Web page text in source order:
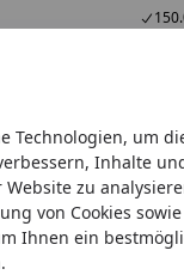
Technologien, um
Inhalte
zu
von Cookies
Ihnen ein